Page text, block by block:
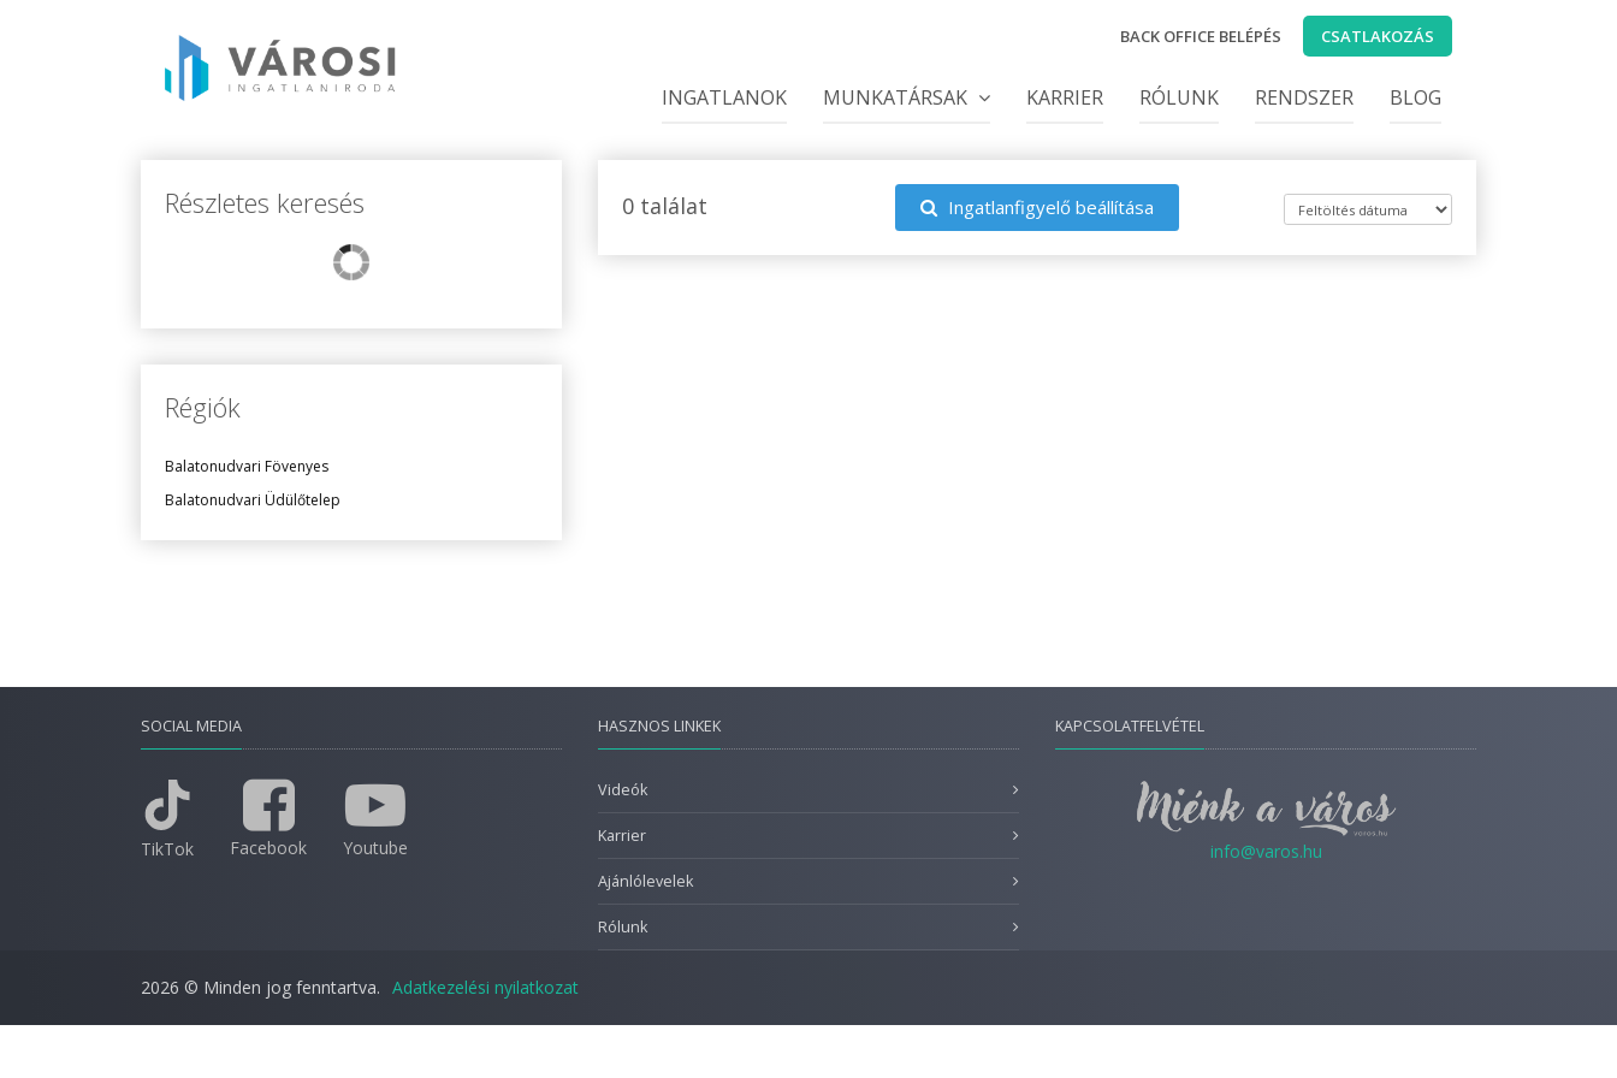
BACK OFFICE BELÉPÉS CSATLAKOZÁS
INGATLANOK MUNKATÁRSAK KARRIER RÓLUNK RENDSZER BLOG
Részletes keresés
Régiók
Balatonudvari Fövenyes
Balatonudvari Üdülőtelep
0 találat Ingatlanfigyelő beállítása
SOCIAL MEDIA
TikTok Facebook Youtube
HASZNOS LINKEK
Videók
Karrier
Ajánlólevelek
Rólunk
KAPCSOLATFELVÉTEL
info@varos.hu
2026 © Minden jog fenntartva. Adatkezelési nyilatkozat